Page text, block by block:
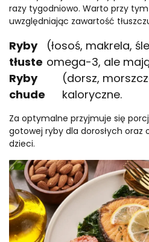
razy tygodniowo. Warto przy
uwzględniając zawartość
Ryby
tłuste
(łosoś, makrela,
omega-3, ale
Ryby
chude
(dorsz,
kaloryczne.
Za optymalne przyjmuje się
gotowej ryby dla dorosłych oraz
dzieci.